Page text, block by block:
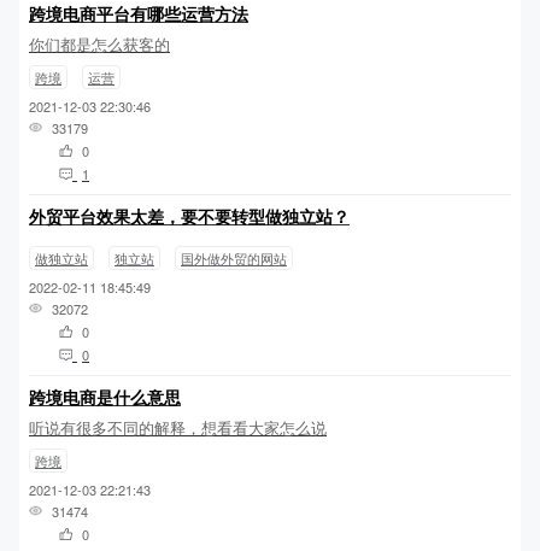
跨境电商平台有哪些运营方法
你们都是怎么获客的
跨境
运营
2021-12-03 22:30:46
33179
0
1
外贸平台效果太差，要不要转型做独立站？
做独立站 独立站
国外做外贸的网站
2022-02-11 18:45:49
32072
0
0
跨境电商是什么意思
听说有很多不同的解释，想看看大家怎么说
跨境
2021-12-03 22:21:43
31474
0